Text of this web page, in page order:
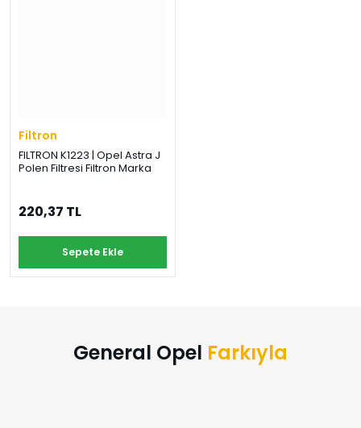
Filtron
FILTRON K1223 | Opel Astra J
Polen Filtresi Filtron Marka
220,37 TL
Sepete Ekle
General Opel Farkıyla